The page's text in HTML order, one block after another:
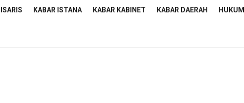
KABAR ISTANA KABAR KABINET KABAR DAERAH HUKUM